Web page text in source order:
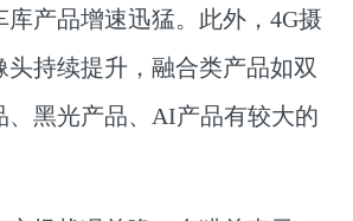
库产品增速迅猛。此外，4G摄
头持续提升，融合类产品如双
、黑光产品、AI产品有较大的